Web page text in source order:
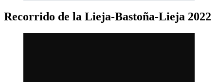
Recorrido de la Lieja-Bastoña-Lieja 2022